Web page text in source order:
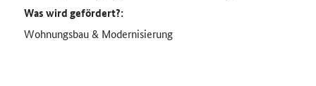
Was wird gefördert?:
Wohnungsbau & Modernisierung